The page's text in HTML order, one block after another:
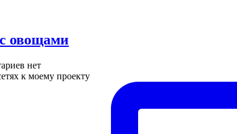
овощами
нет
к моему проекту